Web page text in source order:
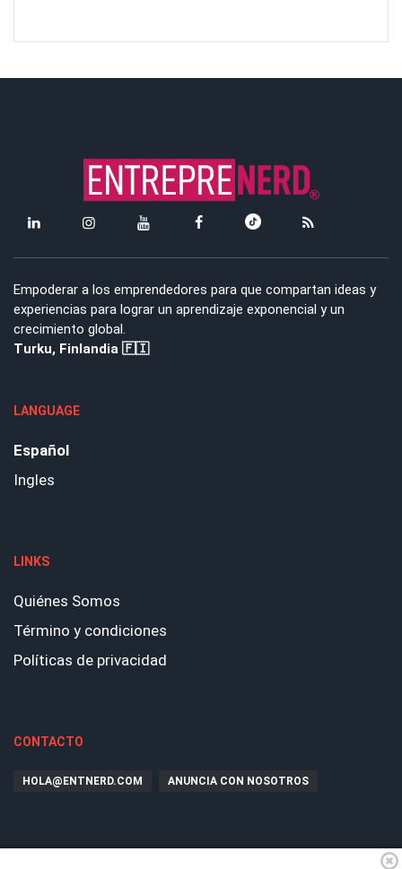
Empoderar a los emprendedores para que compartan ideas y
experiencias para lograr un aprendizaje exponencial y un
crecimiento global.
Turku, Finlandia 🇫🇮
LANGUAGE
Español
Ingles
LINKS
Quiénes Somos
Término y condiciones
Políticas de privacidad
CONTACTO
HOLA@ENTNERD.COM ANUNCIA CON NOSOTROS